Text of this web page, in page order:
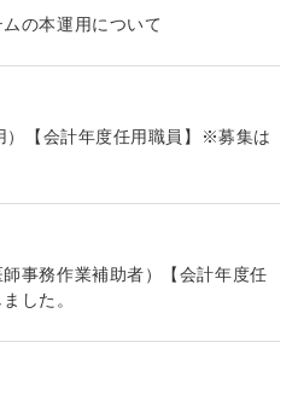
の本運用について
）【会計年度任用職員】※募集は
事務作業補助者）【会計年度任
した。